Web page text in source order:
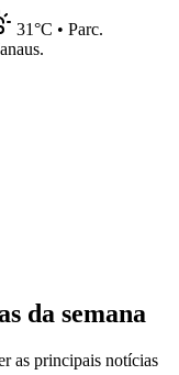
31°C • Parc.
da semana
as principais notícias